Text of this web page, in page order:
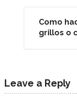
Como
grillos o
Leave a Reply